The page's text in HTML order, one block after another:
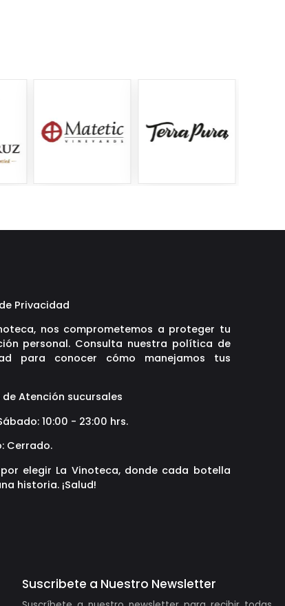
Privacidad
nos comprometemos a proteger tu
personal. Consulta nuestra política de
para conocer cómo manejamos tus
Atención sucursales
10:00 - 23:00 hrs.
Cerrado.
elegir La Vinoteca, donde cada botella
historia. ¡Salud!
Suscribete a Nuestro Newsletter